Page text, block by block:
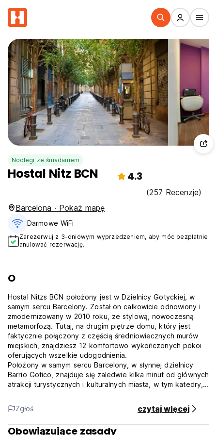
Noclegi ze śniadaniem
Hostal Nitz BCN 4.3
(257 Recenzje)
Barcelona · Pokaż mapę
Darmowe WiFi
Zarezerwuj z 3-dniowym wyprzedzeniem, aby móc bezpłatnie
anulować rezerwację.
O
Hostal Nitzs BCN położony jest w Dzielnicy Gotyckiej, w
samym sercu Barcelony. Został on całkowicie odnowiony i
zmodernizowany w 2010 roku, ze stylową, nowoczesną
metamorfozą. Tutaj, na drugim piętrze domu, który jest
faktycznie połączony z częścią średniowiecznych murów
miejskich, znajdziesz 12 komfortowo wykończonych pokoi
oferujących wszelkie udogodnienia.
Położony w samym sercu Barcelony, w słynnej dzielnicy
Barrio Gotico, znajduje się zaledwie kilka minut od głównych
atrakcji turystycznych i kulturalnych miasta, w tym katedry,
Sztuki Nowoczesnej i wielu innych....
Odwiedzający Hostal Nitzs BCN doceniają jego doskonałą
lokalizację, dobre połączenia komunikacyjne i indywidualne
podejście do gości.
Zgłoś czytaj więcej
Obowiązujące zasady